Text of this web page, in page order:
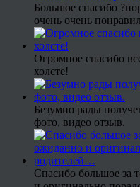
Большое спасибо
очень очень
Огромное спасибо
холсте!
Безумно рады
фото, видео отзыв.
Спасибо большое за